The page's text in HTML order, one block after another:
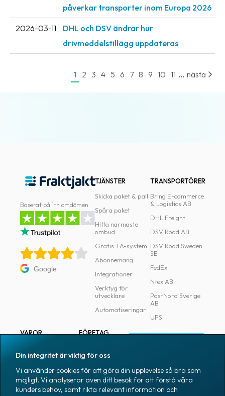
Integritet
Förbjudet
påverkar transporter inom Europa 2026
2026-03-11
DHL och DSV ändrar hur
drivmeddelstillägg uppdateras
1 2 3 4 5 6 7 8 9 10 11 ... nästa
Baserat på 1tn omdömen
Google
TJÄNSTER
Skicka paket & pall
Spåra paket
Hitta närmaste
ombud
Gratis TA-system
Abonnemang
Integrationer
Verktyg för
utvecklare
Automatiseringar
TRANSPORTÖRER
Bring E-commerce
& Logistics AB
DHL Freight
DSV Road AB
DSV Road Sweden
SE
FedEx
Ntex AB
PostNord Sverige
AB
UPS
VAROR
Märkning
Emballage
Emballagetillbehör
FÖRETAG
Pressrum
Medarbetare
Jobb & karriär
Skapa konto
Din integritet är viktig för oss
Vi använder cookies för att göra din upplevelse så bra som
möjligt. Vi analyserar även ditt besök för att förstå våra
kunders behov, samt rikta relevant information och